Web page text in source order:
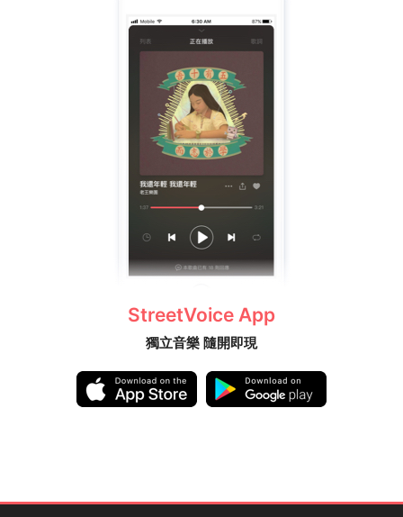
StreetVoice App
獨立音樂 隨開即現